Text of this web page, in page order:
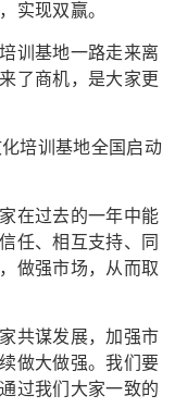
实现双赢。
训基地一路走来离
了商机，是大家更
在过去的一年中能
任、相互支持、同
做强市场，从而取
共谋发展，加强市
做大做强。我们要
过我们大家一致的